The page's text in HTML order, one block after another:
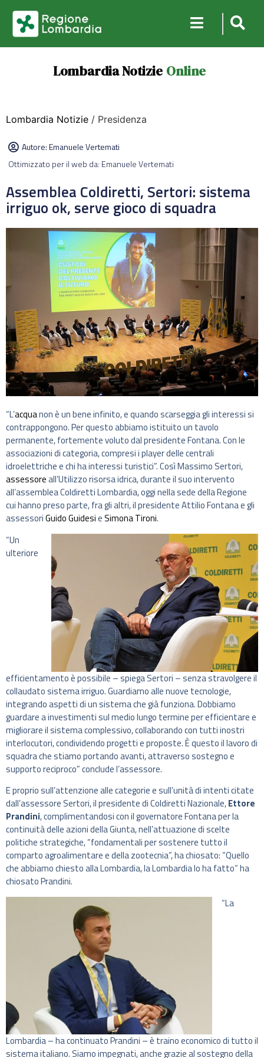
Lombardia Notizie Online
Lombardia Notizie / Presidenza
Autore:Emanuele Vertemati
Ottimizzato per il web da: Emanuele Vertemati
Assemblea Coldiretti, Sertori: sistema
irriguo ok, serve gioco di squadra
“L’acquanon è un bene infinito, e quando scarseggia gli interessi si
contrappongono. Per questo abbiamo istituito un tavolo
permanente, fortemente voluto dal presidente Fontana. Con le
associazioni di categoria, compresi i player delle centrali
idroelettriche e chi ha interessi turistici”. Così Massimo Sertori,
assessoreall’Utilizzo risorsa idrica, durante il suo intervento
all’assemblea Coldiretti Lombardia, oggi nella sede della Regione
cui hanno preso parte, fra gli altri, il presidente Attilio Fontana e gli
assessoriGuido GuidesieSimona Tironi.
“Un
ulteriore
efficientamento è possibile – spiega Sertori – senza stravolgere il
collaudato sistema irriguo. Guardiamo alle nuove tecnologie,
integrando aspetti di un sistema che già funziona. Dobbiamo
guardare a investimenti sul medio lungo termine per efficientare e
migliorare il sistema complessivo, collaborando con tutti inostri
interlocutori, condividendo progetti e proposte. È questo il lavoro di
squadra che stiamo portando avanti, attraverso sostegno e
supporto reciproco” conclude l’assessore.
E proprio sull’attenzione alle categorie e sull’unità di intenti citate
dall’assessore Sertori, il presidente di Coldiretti Nazionale,Ettore
Prandini, complimentandosi con il governatore Fontana per la
continuità delle azioni della Giunta, nell’attuazione di scelte
politiche strategiche, “fondamentali per sostenere tutto il
comparto agroalimentare e della zootecnia”, ha chiosato: “Quello
che abbiamo chiesto alla Lombardia, la Lombardia lo ha fatto” ha
chiosato Prandini.
“La
Lombardia – ha continuato Prandini – è traino economico di tutto il
sistema italiano. Siamo impegnati, anche grazie al sostegno della